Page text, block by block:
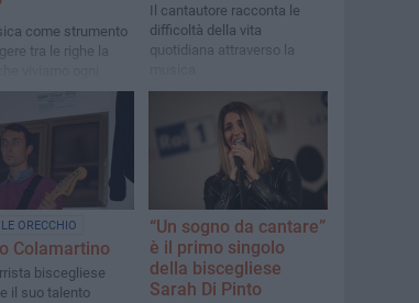
come strumento
tra le righe la
Il cantautore racconta le
difficoltà della vita
quotidiana attraverso la
ORECCHIO
Colamartino
biscegliese
il suo talento
“Un sogno da cantare”
è il primo singolo
della biscegliese
Sarah Di Pinto